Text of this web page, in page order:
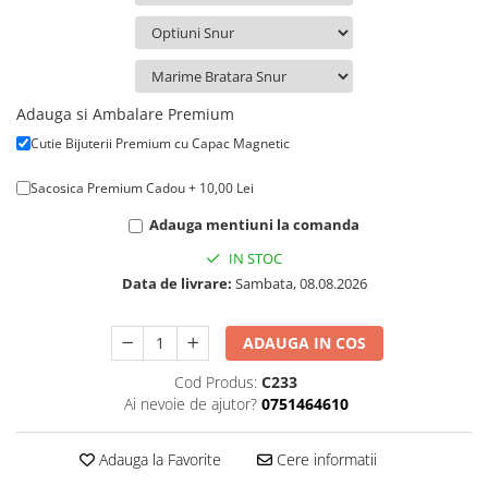
Adauga si Ambalare Premium
Cutie Bijuterii Premium cu Capac Magnetic
Sacosica Premium Cadou + 10,00 Lei
Adauga mentiuni la comanda
IN STOC
Data de livrare: Sambata, 08.08.2026
ADAUGA IN COS
Cod Produs: C233
Ai nevoie de ajutor? 0751464610
Adauga la Favorite Cere informatii